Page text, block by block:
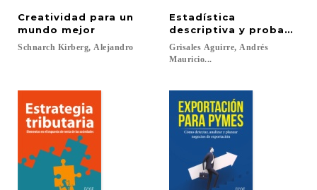
Creatividad para un
mundo mejor
Schnarch Kirberg, Alejandro
Estadística
descriptiva y
Grisales Aguirre, Andrés
Mauricio...